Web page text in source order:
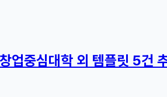
업중심대학 외 템플릿 5건